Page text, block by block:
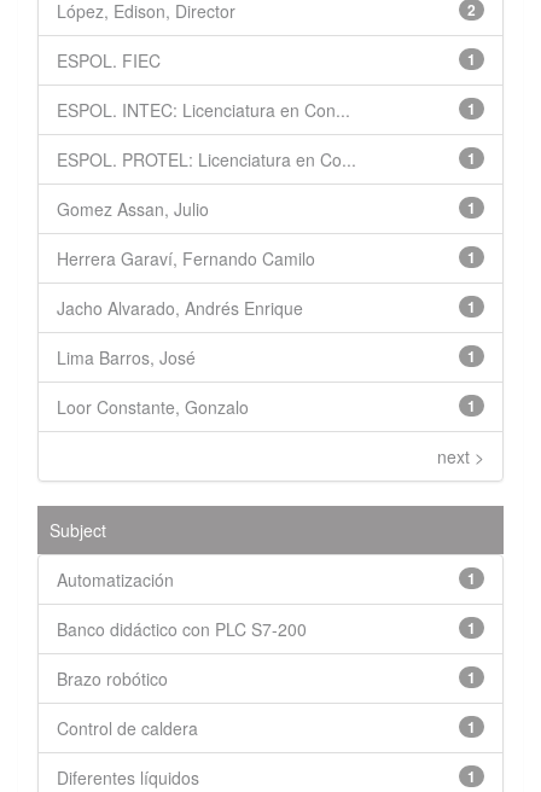
2
López, Edison, Director
1
ESPOL. FIEC
1
ESPOL. INTEC: Licenciatura en Con...
1
ESPOL. PROTEL: Licenciatura en Co...
1
Gomez Assan, Julio
1
Herrera Garaví, Fernando Camilo
1
Jacho Alvarado, Andrés Enrique
1
Lima Barros, José
1
Loor Constante, Gonzalo
next >
Subject
1
Automatización
1
Banco didáctico con PLC S7-200
1
Brazo robótico
1
Control de caldera
1
Diferentes líquidos